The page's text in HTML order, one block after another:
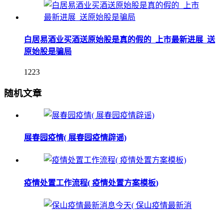
白居易酒业买酒送原始股是真的假的_上市最新进展_送
原始股是骗局
1223
随机文章
展春园疫情( 展春园疫情辟谣)
疫情处置工作流程( 疫情处置方案模板)